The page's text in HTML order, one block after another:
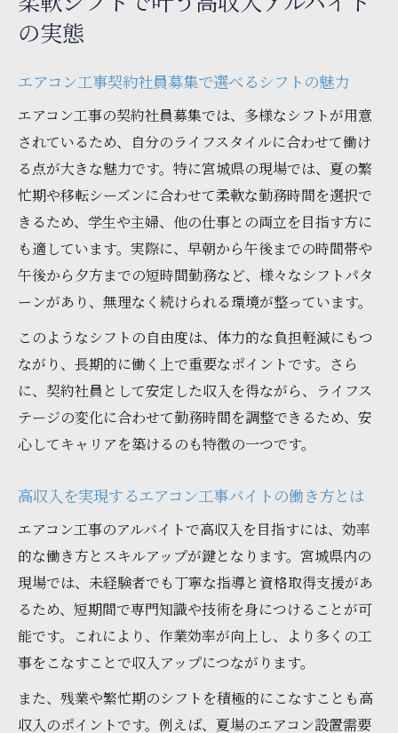
の実態
エアコン工事契約社員募集で選べるシフトの魅力
エアコン工事の契約社員募集では、多様なシフトが用意
されているため、自分のライフスタイルに合わせて働け
る点が大きな魅力です。特に宮城県の現場では、夏の繁
忙期や移転シーズンに合わせて柔軟な勤務時間を選択で
きるため、学生や主婦、他の仕事との両立を目指す方に
も適しています。実際に、早朝から午後までの時間帯や
午後から夕方までの短時間勤務など、様々なシフトパタ
ーンがあり、無理なく続けられる環境が整っています。
このようなシフトの自由度は、体力的な負担軽減にもつ
ながり、長期的に働く上で重要なポイントです。さら
に、契約社員として安定した収入を得ながら、ライフス
テージの変化に合わせて勤務時間を調整できるため、安
心してキャリアを築けるのも特徴の一つです。
高収入を実現するエアコン工事バイトの働き方とは
エアコン工事のアルバイトで高収入を目指すには、効率
的な働き方とスキルアップが鍵となります。宮城県内の
現場では、未経験者でも丁寧な指導と資格取得支援があ
るため、短期間で専門知識や技術を身につけることが可
能です。これにより、作業効率が向上し、より多くの工
事をこなすことで収入アップにつながります。
また、残業や繁忙期のシフトを積極的にこなすことも高
収入のポイントです。例えば、夏場のエアコン設置需要